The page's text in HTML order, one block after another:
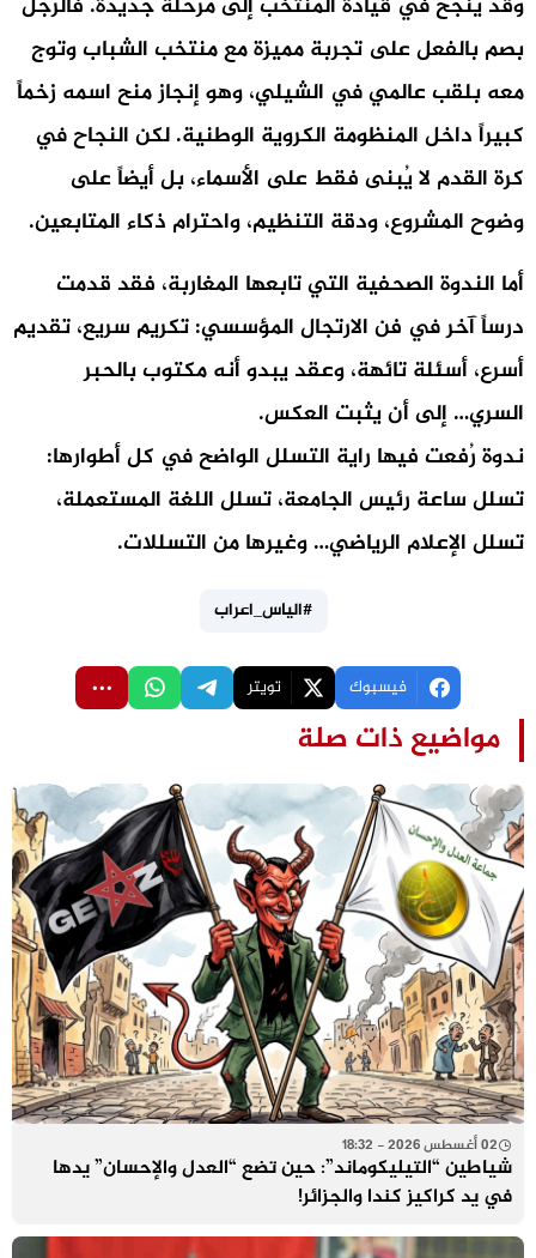
وقد ينجح في قيادة المنتخب إلى مرحلة جديدة. فالرجل
بصم بالفعل على تجربة مميزة مع منتخب الشباب وتوج
معه بلقب عالمي في الشيلي، وهو إنجاز منح اسمه زخماً
كبيراً داخل المنظومة الكروية الوطنية. لكن النجاح في
كرة القدم لا يُبنى فقط على الأسماء، بل أيضاً على
وضوح المشروع، ودقة التنظيم، واحترام ذكاء المتابعين.
أما الندوة الصحفية التي تابعها المغاربة، فقد قدمت
درساً آخر في فن الارتجال المؤسسي: تكريم سريع، تقديم
أسرع، أسئلة تائهة، وعقد يبدو أنه مكتوب بالحبر
السري… إلى أن يثبت العكس.
ندوة رُفعت فيها راية التسلل الواضح في كل أطوارها:
تسلل ساعة رئيس الجامعة، تسلل اللغة المستعملة،
تسلل الإعلام الرياضي… وغيرها من التسللات.
#الياس_اعراب
فيسبوك تويتر
مواضيع ذات صلة
02 أغسطس 2026 - 18:32
شياطين “التيليكوماند”: حين تضع “العدل والإحسان” يدها
في يد كراكيز كندا والجزائر!